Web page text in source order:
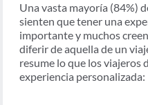
Una vasta mayoría (84%)
sienten que tener una
importante y muchos
diferir de aquella de un
resume lo que los viajeros
experiencia personalizada: